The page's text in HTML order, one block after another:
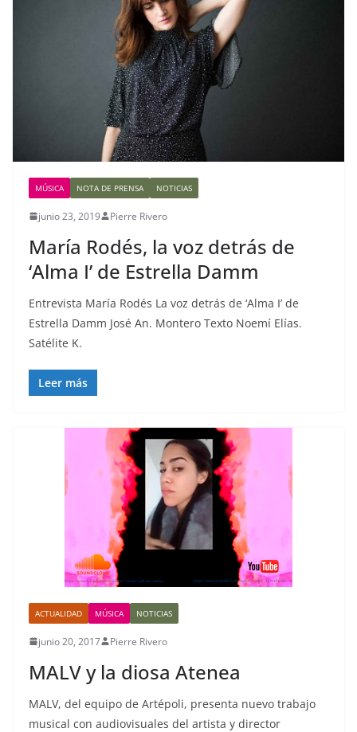
MÚSICA NOTA DE PRENSA NOTICIAS
junio 23, 2019 Pierre Rivero
María Rodés, la voz detrás de
‘Alma I’ de Estrella Damm
Entrevista María Rodés La voz detrás de ‘Alma I’ de
Estrella Damm José An. Montero Texto Noemí Elías.
Satélite K.
Leer más
ACTUALIDAD MÚSICA NOTICIAS
junio 20, 2017 Pierre Rivero
MALV y la diosa Atenea
MALV, del equipo de Artépoli, presenta nuevo trabajo
musical con audiovisuales del artista y director